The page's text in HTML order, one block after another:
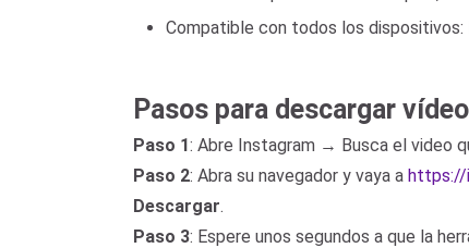
Compatible con todos los dispositivos:
Pasos para descargar
Paso 1: Abre Instagram → Busca el video
Paso 2: Abra su navegador y vaya a https://
Descargar.
Paso 3: Espere unos segundos a que la